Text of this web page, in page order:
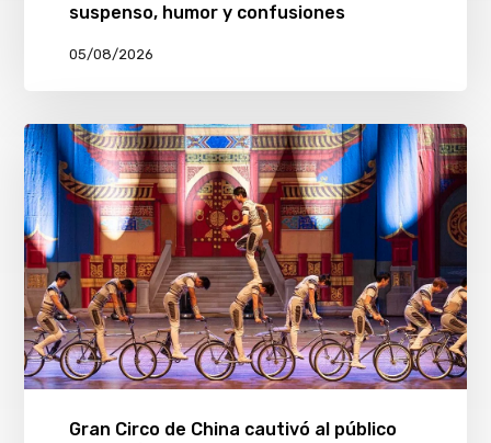
suspenso, humor y confusiones
05/08/2026
Gran Circo de China cautivó al público